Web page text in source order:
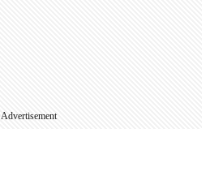
Advertisement